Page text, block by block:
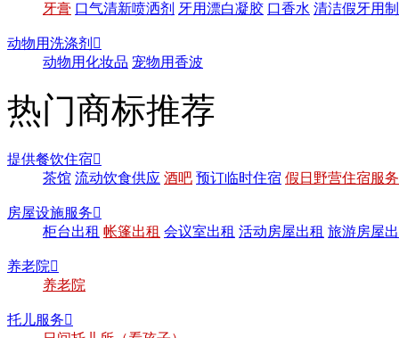
牙膏 口气清新喷洒剂 牙用漂白凝胶 口香水 清洁假牙用
动物用洗涤剂 
动物用化妆品 宠物用香波
热门商标推荐
提供餐饮住宿
茶馆 流动饮食供应 酒吧 预订临时住宿 假日野营住宿服务
房屋设施服务
柜台出租 帐篷出租 会议室出租 活动房屋出租 旅游房屋
养老院
养老院
托儿服务